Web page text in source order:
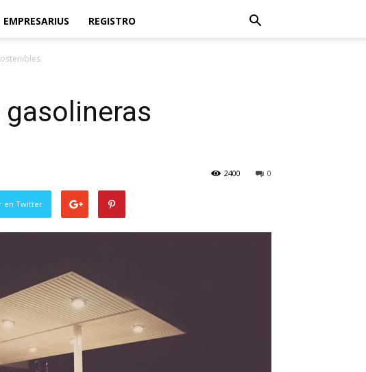
EMPRESARIUS REGISTRO
0
2400
en Twitter